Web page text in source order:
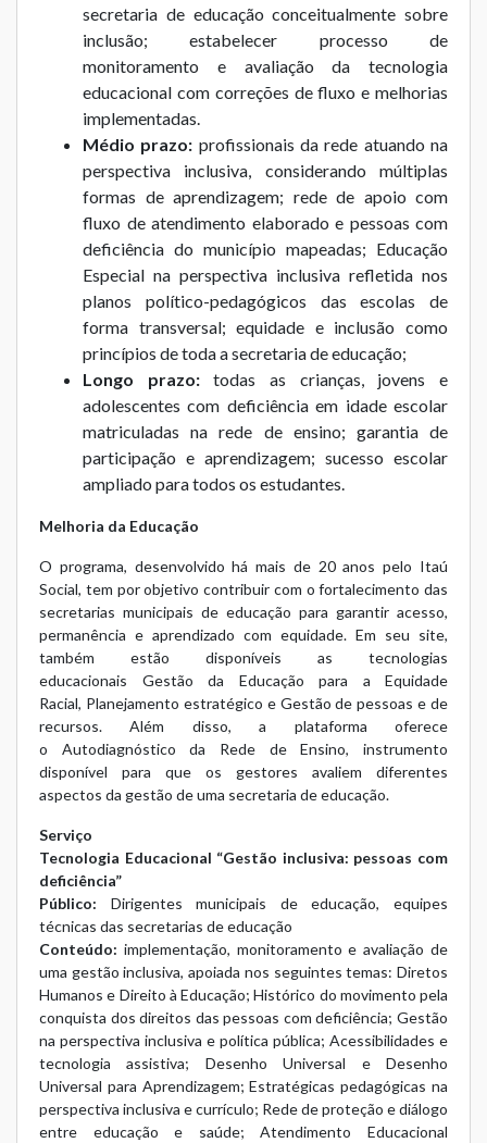
secretaria de educação conceitualmente sobre
inclusão; estabelecer processo de
monitoramento e avaliação da tecnologia
educacional com correções de fluxo e melhorias
implementadas.
Médio prazo: profissionais da rede atuando na
perspectiva inclusiva, considerando múltiplas
formas de aprendizagem; rede de apoio com
fluxo de atendimento elaborado e pessoas com
deficiência do município mapeadas; Educação
Especial na perspectiva inclusiva refletida nos
planos político-pedagógicos das escolas de
forma transversal; equidade e inclusão como
princípios de toda a secretaria de educação;
Longo prazo:todas as crianças, jovens e
adolescentes com deficiência em idade escolar
matriculadas na rede de ensino; garantia de
participação e aprendizagem; sucesso escolar
ampliado para todos os estudantes.
Melhoria da Educação
O programa, desenvolvido há mais de 20 anos pelo Itaú
Social, tem por objetivo contribuir com o fortalecimento das
secretarias municipais de educação para garantir acesso,
permanência e aprendizado com equidade. Em seu site,
também estão disponíveis as tecnologias
educacionais Gestão da Educação para a Equidade
Racial, Planejamento estratégico e Gestão de pessoas e de
recursos. Além disso, a plataforma oferece
o Autodiagnóstico da Rede de Ensino, instrumento
disponível para que os gestores avaliem diferentes
aspectos da gestão de uma secretaria de educação.
Serviço
Tecnologia Educacional “Gestão inclusiva: pessoas com
deficiência”
Público: Dirigentes municipais de educação, equipes
técnicas das secretarias de educação
Conteúdo: implementação, monitoramento e avaliação de
uma gestão inclusiva, apoiada nos seguintes temas: Diretos
Humanos e Direito à Educação; Histórico do movimento pela
conquista dos direitos das pessoas com deficiência; Gestão
na perspectiva inclusiva e política pública; Acessibilidades e
tecnologia assistiva; Desenho Universal e Desenho
Universal para Aprendizagem; Estratégicas pedagógicas na
perspectiva inclusiva e currículo; Rede de proteção e diálogo
entre educação e saúde; Atendimento Educacional